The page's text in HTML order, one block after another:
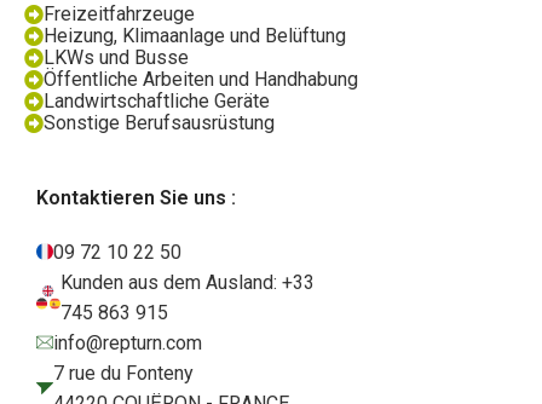
Freizeitfahrzeuge
Heizung, Klimaanlage und Belüftung
LKWs und Busse
Öffentliche Arbeiten und Handhabung
Landwirtschaftliche Geräte
Sonstige Berufsausrüstung
Kontaktieren Sie uns :
09 72 10 22 50
Kunden aus dem Ausland: +33
745 863 915
info@repturn.com
7 rue du Fonteny